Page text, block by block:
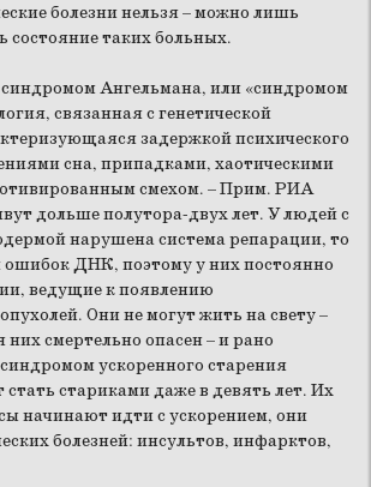
болезни нельзя – можно лишь
состояние таких больных.
Ангельмана, или «синдромом
связанная с генетической
задержкой психического
сна, припадками, хаотическими
смехом. – Прим. РИА
дольше полутора-двух лет. У людей с
нарушена система репарации, то
ошибок ДНК, поэтому у них постоянно
ведущие к появлению
Они не могут жить на свету –
смертельно опасен – и рано
ускоренного старения
стать стариками даже в девять лет. Их
начинают идти с ускорением, они
болезней: инсультов, инфарктов,